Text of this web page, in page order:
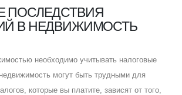
ПОСЛЕДСТВИЯ
В НЕДВИЖИМОСТЬ
необходимо учитывать налоговые
могут быть трудными для
которые вы платите, зависят от того,